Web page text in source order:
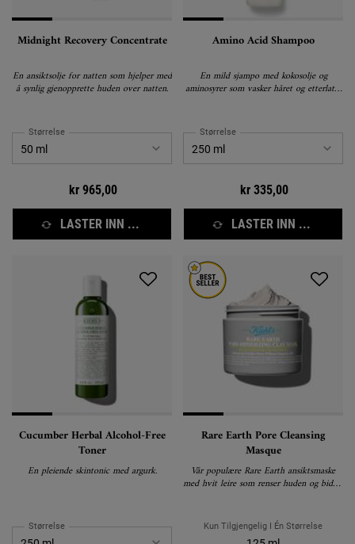
Midnight Recovery Concentrate
En ansiktsolje for natten som hjelper med
å synlig gjenopprette huden over natten.
Størrelse
kr 965,00
LASTER INN ...
Amino Acid Shampoo
En mild sjampo med kokosolje og
aminosyrer som vasker håret og etterlater
Størrelse
kr 335,00
LASTER INN ...
Cucumber Herbal Alcohol-Free
Toner
En pleiende skintonic med argurk.
Størrelse
Rare Earth Pore Cleansing
Masque
Vår populære Rare Earth ansiktsmaske
med hvit leire som renser huden og bidrar
Kun Tilgjengelig I Én Størrelse